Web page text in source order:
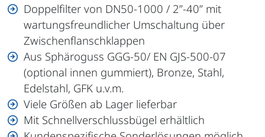
Doppelfilter von DN50-1000 / 2”-40” mit
wartungsfreundlicher Umschaltung über
Zwischenflanschklappen
Aus Sphäroguss GGG-50/ EN GJS-500-07
(optional innen gummiert), Bronze, Stahl,
Edelstahl, GFK u.v.m.
Viele Größen ab Lager lieferbar
Mit Schnellverschlussbügel erhältlich